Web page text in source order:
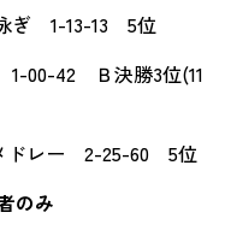
ぎ 1-13-13 5位
1-00-42 Ｂ決勝3位(11
ドレー 2-25-60 5位
のみ